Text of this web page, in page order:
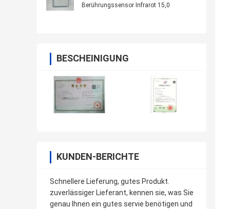
Berührungssensor Infrarot 15,0
BESCHEINIGUNG
KUNDEN-BERICHTE
Schnellere Lieferung, gutes Produkt.
zuverlässiger Lieferant, kennen sie, was Sie
genau Ihnen ein gutes servie benötigen und